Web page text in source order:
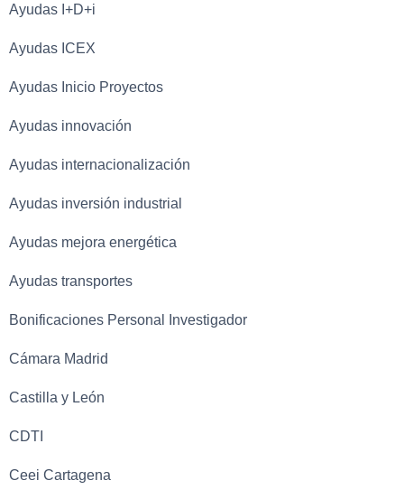
Ayudas I+D+i
Ayudas ICEX
Ayudas Inicio Proyectos
Ayudas innovación
Ayudas internacionalización
Ayudas inversión industrial
Ayudas mejora energética
Ayudas transportes
Bonificaciones Personal Investigador
Cámara Madrid
Castilla y León
CDTI
Ceei Cartagena